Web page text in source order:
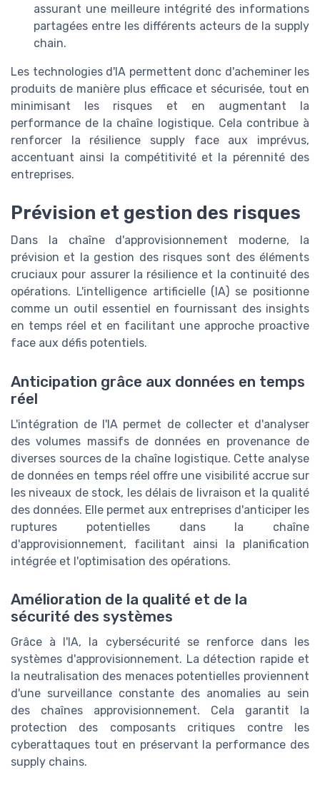
assurant une meilleure intégrité des informations
partagées entre les différents acteurs de la supply
chain.
Les technologies d'IA permettent donc d'acheminer les
produits de manière plus efficace et sécurisée, tout en
minimisant les risques et en augmentant la
performance de la chaîne logistique. Cela contribue à
renforcer la résilience supply face aux imprévus,
accentuant ainsi la compétitivité et la pérennité des
entreprises.
Prévision et gestion des risques
Dans la chaîne d'approvisionnement moderne, la
prévision et la gestion des risques sont des éléments
cruciaux pour assurer la résilience et la continuité des
opérations. L'intelligence artificielle (IA) se positionne
comme un outil essentiel en fournissant des insights
en temps réel et en facilitant une approche proactive
face aux défis potentiels.
Anticipation grâce aux données en temps
réel
L'intégration de l'IA permet de collecter et d'analyser
des volumes massifs de données en provenance de
diverses sources de la chaîne logistique. Cette analyse
de données en temps réel offre une visibilité accrue sur
les niveaux de stock, les délais de livraison et la qualité
des données. Elle permet aux entreprises d'anticiper les
ruptures potentielles dans la chaîne
d'approvisionnement, facilitant ainsi la planification
intégrée et l'optimisation des opérations.
Amélioration de la qualité et de la
sécurité des systèmes
Grâce à l'IA, la cybersécurité se renforce dans les
systèmes d'approvisionnement. La détection rapide et
la neutralisation des menaces potentielles proviennent
d'une surveillance constante des anomalies au sein
des chaînes approvisionnement. Cela garantit la
protection des composants critiques contre les
cyberattaques tout en préservant la performance des
supply chains.